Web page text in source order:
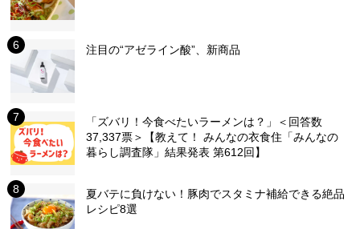
注目の“アゼライン酸”、新商品
「ズバリ！今食べたいラーメンは？」＜回答数
37,337票＞【教えて！ みんなの衣食住「みんなの
暮らし調査隊」結果発表 第612回】
夏バテに負けない！豚肉でスタミナ補給できる絶品
レシピ8選